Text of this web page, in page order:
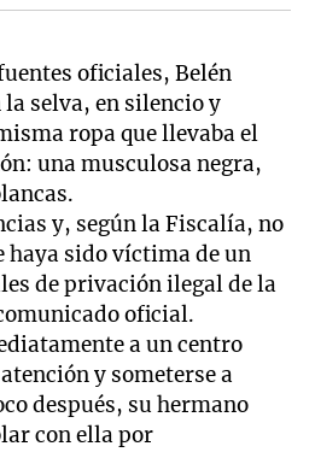
oficiales, Belén
la selva, en silencio y
ropa que llevaba el
una musculosa negra,
y, según la Fiscalía, no
haya sido víctima de un
de privación ilegal de la
oficial.
a un centro
y someterse a
después, su hermano
con ella por